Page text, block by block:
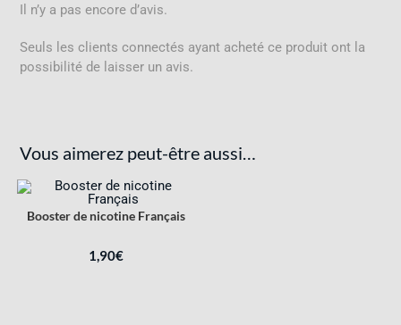
Il n’y a pas encore d’avis.
Seuls les clients connectés ayant acheté ce produit ont la
possibilité de laisser un avis.
Vous aimerez peut-être aussi…
Booster de nicotine Français
1,90€